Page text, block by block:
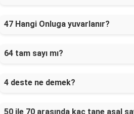
47 Hangi Onluga yuvarlanır?
64 tam sayı mı?
4 deste ne demek?
50 ile 70 arasında kaç tane asal